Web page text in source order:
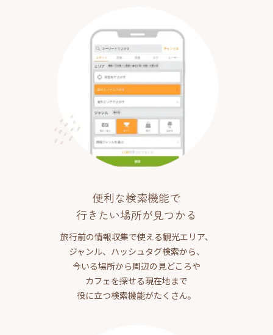
便利な検索機能で
行きたい場所が見つかる
旅行前の情報収集で使える観光エリア、
ジャンル、ハッシュタグ検索から、
今いる場所から周辺の見どころや
カフェを探せる現在地まで
役に立つ検索機能がたくさん。